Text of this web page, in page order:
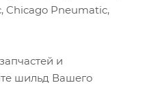
Chicago Pneumatic,
и
шильд Вашего